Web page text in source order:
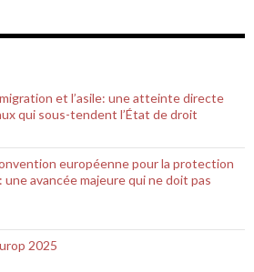
et l’asile: une atteinte directe
qui sous-tendent l’État de droit
européenne pour la protection
une avancée majeure qui ne doit pas
2025